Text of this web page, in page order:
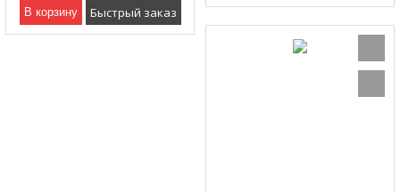
В корзину Быстрый заказ